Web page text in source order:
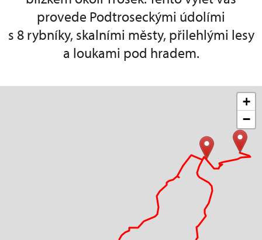
provede Podtroseckými údolími
s 8 rybníky, skalními městy, přilehlými lesy
a loukami pod hradem.
+
−